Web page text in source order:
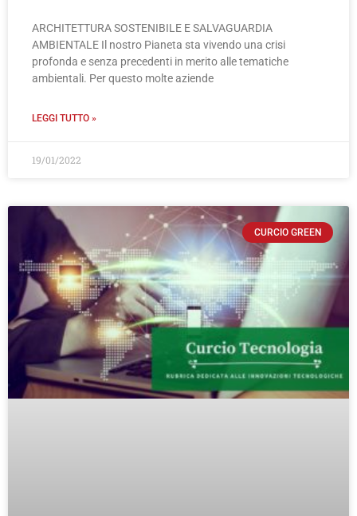
ARCHITETTURA SOSTENIBILE E SALVAGUARDIA
AMBIENTALE Il nostro Pianeta sta vivendo una crisi
profonda e senza precedenti in merito alle tematiche
ambientali. Per questo molte aziende
LEGGI TUTTO »
19/01/2022
CURCIO GREEN